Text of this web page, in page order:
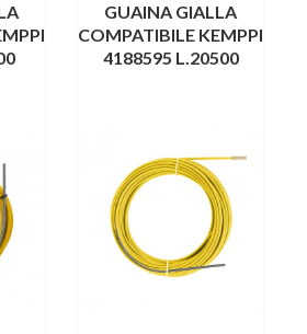
GUAINA GIALLA
COMPATIBILE KEMPPI
4188595 L.20500